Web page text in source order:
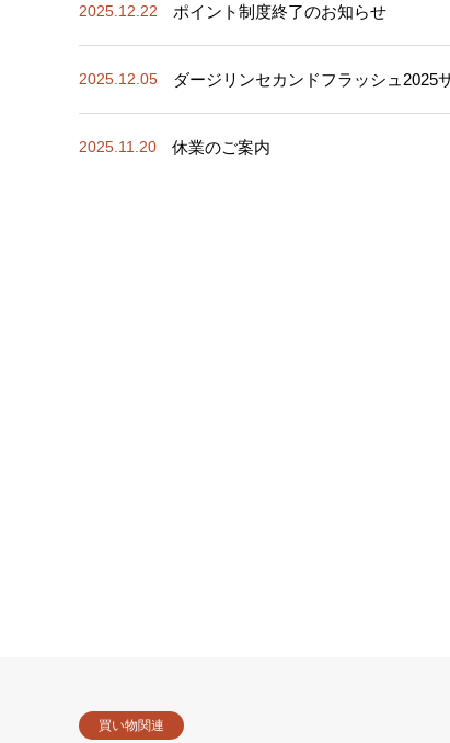
2025.12.22 ポイント制度終了のお知らせ
2025.12.05 ダージリンセカンドフラッシュ2025
2025.11.20 休業のご案内
買い物関連